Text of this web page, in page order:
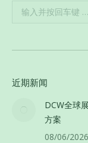
Search:
近期新闻
DCW全球
方案
08/06/2026